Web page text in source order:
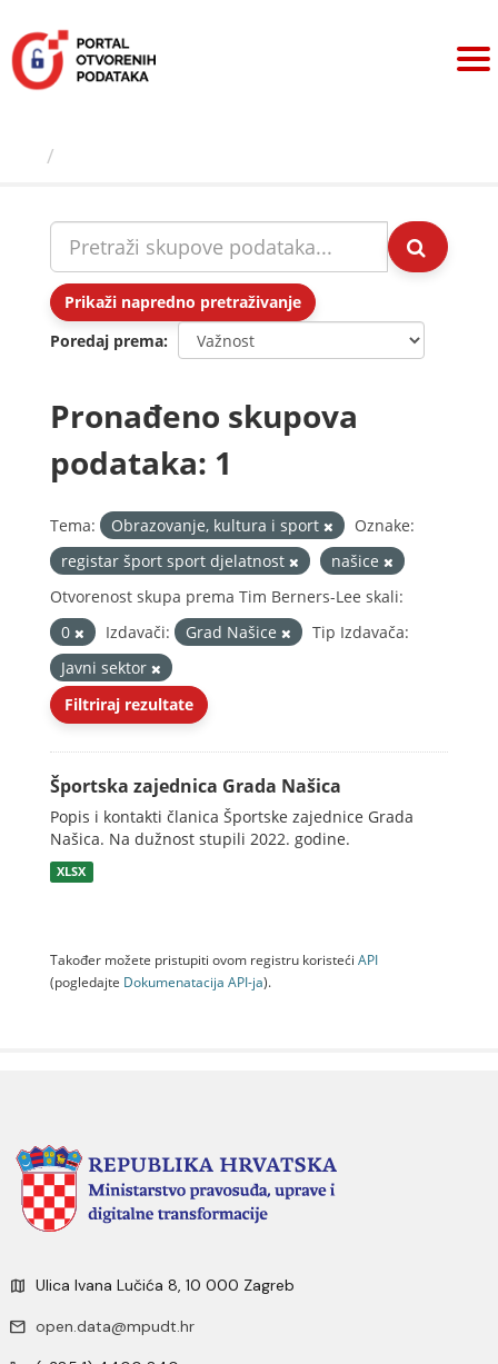
sadržaj
Prikaži napredno pretraživanje
Poredaj prema
Pronađeno skupova
podataka: 1
Tema: Obrazovanje, kultura i sport
Oznake:
registar šport sport djelatnost
našice
Otvorenost skupa prema Tim Berners-Lee skali:
0
Izdavači: Grad Našice
Tip Izdavača:
Javni sektor
Filtriraj rezultate
Športska zajednica Grada Našica
Popis i kontakti članica Športske zajednice Grada
Našica. Na dužnost stupili 2022. godine.
XLSX
Također možete pristupiti ovom registru koristeći API
(pogledajte Dokumenаtаcijа API-jа).